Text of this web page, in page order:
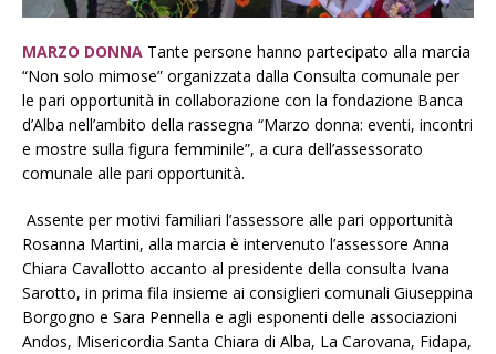
MARZO DONNA Tante persone hanno partecipato alla marcia
“Non solo mimose” organizzata dalla Consulta comunale per
le pari opportunità in collaborazione con la fondazione Banca
d’Alba nell’ambito della rassegna “Marzo donna: eventi, incontri
e mostre sulla figura femminile”, a cura dell’assessorato
comunale alle pari opportunità.
Assente per motivi familiari l’assessore alle pari opportunità
Rosanna Martini, alla marcia è intervenuto l’assessore Anna
Chiara Cavallotto accanto al presidente della consulta Ivana
Sarotto, in prima fila insieme ai consiglieri comunali Giuseppina
Borgogno e Sara Pennella e agli esponenti delle associazioni
Andos, Misericordia Santa Chiara di Alba, La Carovana, Fidapa,